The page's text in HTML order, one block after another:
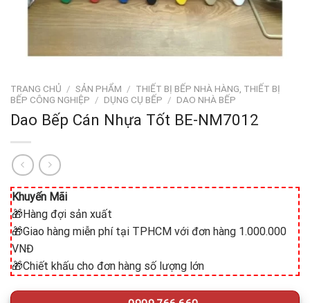
TRANG CHỦ / SẢN PHẨM / THIẾT BỊ BẾP NHÀ HÀNG, THIẾT BỊ
BẾP CÔNG NGHIỆP / DỤNG CỤ BẾP / DAO NHÀ BẾP
Dao Bếp Cán Nhựa Tốt BE-NM7012
Khuyến Mãi
🎁Hàng đợi sản xuất
🎁Giao hàng miễn phí tại TPHCM với đơn hàng 1.000.000
VNĐ
🎁Chiết khấu cho đơn hàng số lượng lớn